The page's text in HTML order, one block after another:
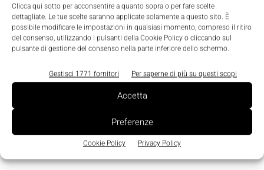
Clicca qui sotto per acconsentire a quanto sopra o per fare scelte
dettagliate. Le tue scelte saranno applicate solamente a questo sito. È
possibile modificare le impostazioni in qualsiasi momento, compreso il ritiro
del consenso, utilizzando i pulsanti della Cookie Policy o cliccando sul
pulsante di gestione del consenso nella parte inferiore dello schermo.
Gestisci 1771 fornitori Per saperne di più su questi scopi
Accetta
Preferenze
Cookie Policy Privacy Policy
Edicola